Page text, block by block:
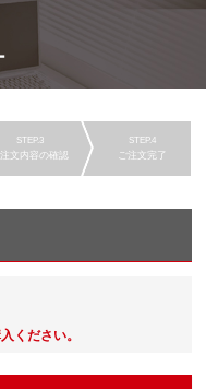
文内容の確認 ご注文完了
ください。